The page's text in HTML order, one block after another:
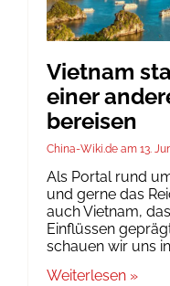
Vietnam
einer
bereisen
China-Wiki.de 13.
Als Portal rund
und gerne das
auch Vietnam,
Einflüssen
schauen wir uns
Weiterlesen »